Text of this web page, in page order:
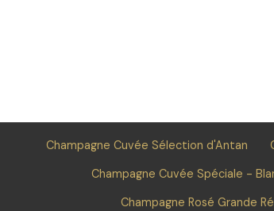
Champagne Cuvée Sélection d'Antan
Champagne Cuvée Spéciale -
Champagne Rosé Grande